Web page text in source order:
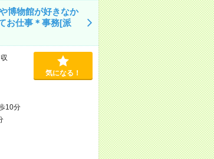
博物館が好きなか
お仕事＊事務[派
10分
気になる！